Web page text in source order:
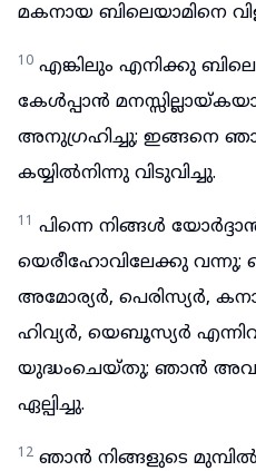
മകനായ ബിലെയാമിനെ
10 എങ്കിലും എനിക്കു
കേൾപ്പാൻ
അനുഗ്രഹിച്ചു; ഇങ്ങനെ
കയ്യിൽനിന്നു വിടുവിച്ചു.
11 പിന്നെ നിങ്ങൾ
യെരീഹോവിലേക്കു വന്നു;
അമോര്യർ, പെരിസ്യർ,
ഹിവ്യർ, യെബൂസ്യർ
യുദ്ധംചെയ്തു; ഞാൻ
ഏല്പിച്ചു.
12 ഞാൻ നിങ്ങളുടെ